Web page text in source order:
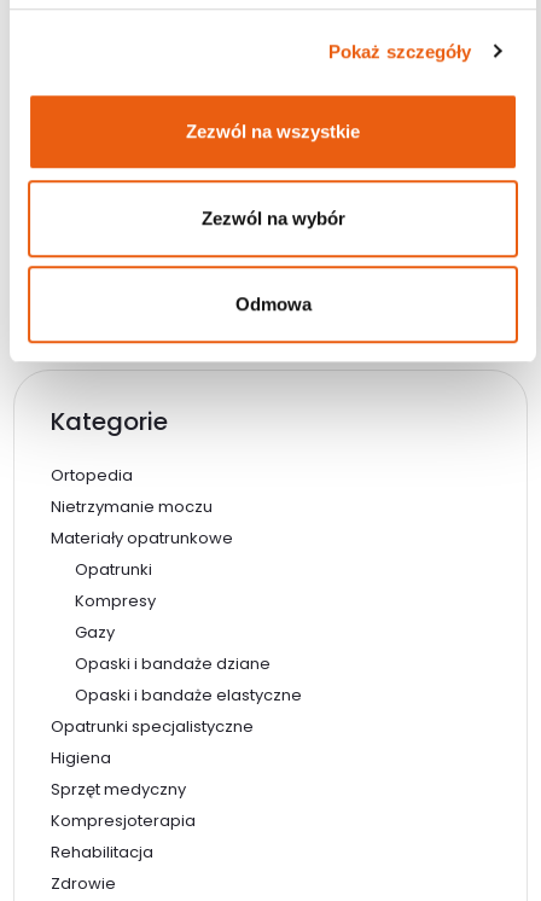
Pokaż szczegóły
Zezwól na wszystkie
Zezwól na wybór
Odmowa
Leukoplast Elastomull Haft 8 cm x 4 m, elastyczny
Darmowa dostawa od 200 zł
Wysyłka w ciągu 24h
Magazyn: Dostępny
Dodaj do koszyka
Kategorie
Ortopedia
Nietrzymanie moczu
Materiały opatrunkowe
Opatrunki
Kompresy
Gazy
Opaski i bandaże dziane
Opaski i bandaże elastyczne
Opatrunki specjalistyczne
Higiena
Sprzęt medyczny
Kompresjoterapia
Rehabilitacja
Zdrowie